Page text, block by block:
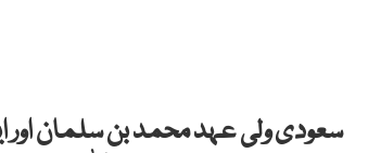
سعودی ولی عہد محمد بن سلمان اور